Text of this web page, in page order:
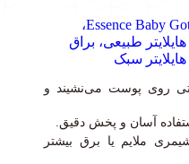
هایلایتر مایع، Essence Baby Got Glow،
طبیعی، براق
سبک
روی پوست می‌نشیند و
آسان و پخش دقیق.
ملایم یا برق بیشتر